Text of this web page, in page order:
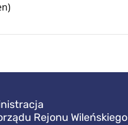
Rejonu Wileńskiego